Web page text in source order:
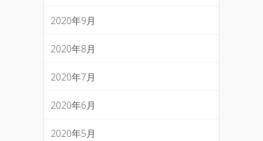
2020年9月
2020年8月
2020年7月
2020年6月
2020年5月